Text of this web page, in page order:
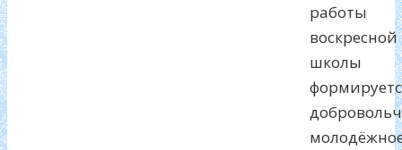
работы
воскресной
школы